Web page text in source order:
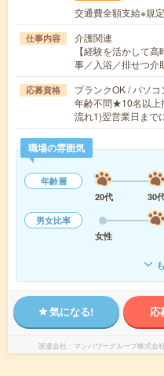
交通費全額支給※規
仕事内容
介護関連
【経験を活かして
事／入浴／排せつ
応募資格
ブランクOK / パソ
年齢不問★10名以
流れ1)翌営業日まで
職場の雰囲気
年齢層
20代
30
男女比率
女性
気になる! 応
派遣会社 マンパワーグループ株式